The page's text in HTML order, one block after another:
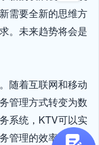
需要全新的思维方
。未来趋势将会是
随着互联网和移动
管理方式转变为数
系统，KTV可以实
管理的效率和精准